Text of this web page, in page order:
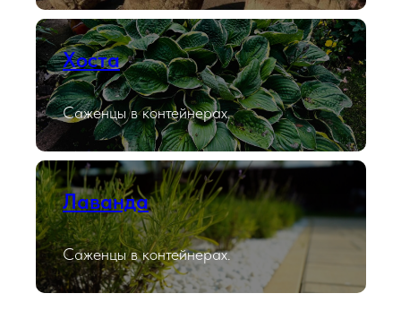
Хоста
Саженцы в контейнерах.
Лаванда
Саженцы в контейнерах.